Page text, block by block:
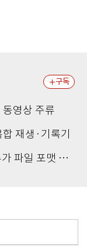
구독
영상 주류
재생·기록기
달라 다소 불편